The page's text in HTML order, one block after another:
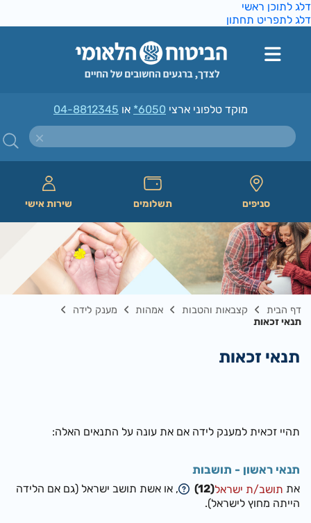
לתוכן ראשי
לתפריט תחתון
מוקד טלפוני ארצי*6050או04-8812345
סניפים תשלומים שירות אישי
דף הבית קצבאות והטבות אמהות
מענק לידה
תנאי זכאות
תנאי זכאות
תהיי זכאית למענק לידה אם את עונה על התנאים האלה:
תנאי ראשון - תושבות
אתתושב/ת ישראל(12)
, או אשת תושב ישראל (גם אם הלידה
הייתה מחוץ לישראל).